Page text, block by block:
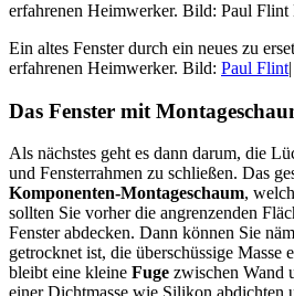
Ein altes Fenster durch ein neues zu
erfahrenen Heimwerker. Bild: Paul Flint
Das Fenster mit
Als nächstes geht es dann darum, die
und Fensterrahmen zu schließen. Das
Komponenten-Montageschaum,
sollten Sie vorher die angrenzenden
Fenster abdecken. Dann können Sie
getrocknet ist, die überschüssige Masse
bleibt eine kleine Fuge zwischen Wand